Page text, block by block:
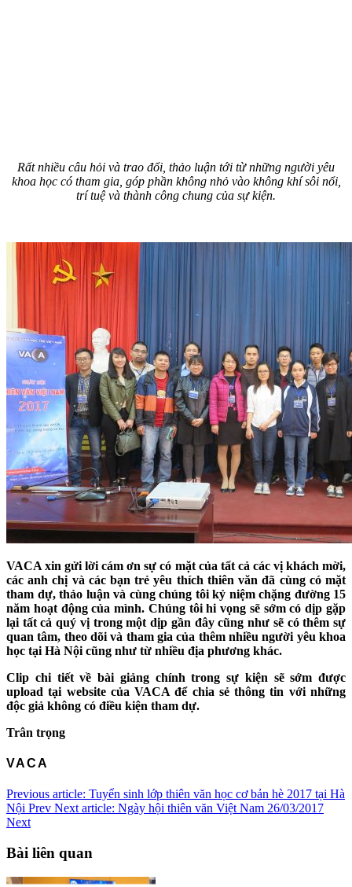
Rất nhiều câu hỏi và trao đổi, thảo luận tới từ những người yêu
khoa học có tham gia, góp phần không nhỏ vào không khí sôi nổi,
trí tuệ và thành công chung của sự kiện.
VACA xin gửi lời cám ơn sự có mặt của tất cả các vị khách mời,
các anh chị và các bạn trẻ yêu thích thiên văn đã cùng có mặt
tham dự, thảo luận và cùng chúng tôi kỷ niệm chặng đường 15
năm hoạt động của mình. Chúng tôi hi vọng sẽ sớm có dịp gặp
lại tất cả quý vị trong một dịp gần đây cũng như sẽ có thêm sự
quan tâm, theo dõi và tham gia của thêm nhiều người yêu khoa
học tại Hà Nội cũng như từ nhiều địa phương khác.
Clip chi tiết về bài giảng chính trong sự kiện sẽ sớm được
upload tại website của VACA để chia sẻ thông tin với những
độc giả không có điều kiện tham dự.
Trân trọng
VACA
Previous article: Tuyển sinh lớp thiên văn học cơ bản hè 2017 tại Hà
Nội Prev Next article: Ngày hội thiên văn Việt Nam 26/03/2017
Next
Bài liên quan